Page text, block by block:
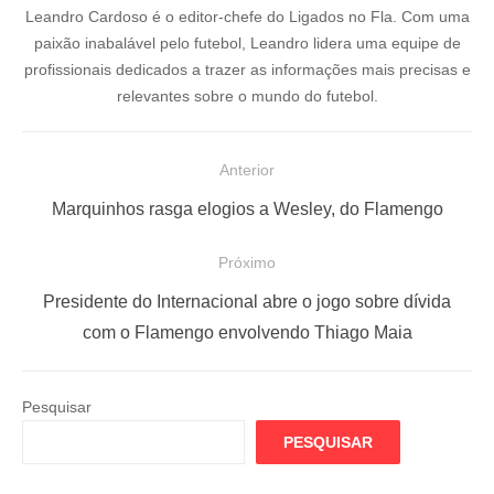
Leandro Cardoso é o editor-chefe do Ligados no Fla. Com uma
paixão inabalável pelo futebol, Leandro lidera uma equipe de
profissionais dedicados a trazer as informações mais precisas e
relevantes sobre o mundo do futebol.
ã
Anterior
P
t
Marquinhos rasga elogios a Wesley, do Flamengo
Próximo
Presidente do Internacional abre o jogo sobre dívida
com o Flamengo envolvendo Thiago Maia
Pesquisar
PESQUISAR